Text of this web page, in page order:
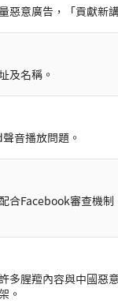
惡意廣告，「貢獻新
及名稱。
音播放問題。
合Facebook審查機制
多腥羶內容與中國惡
。